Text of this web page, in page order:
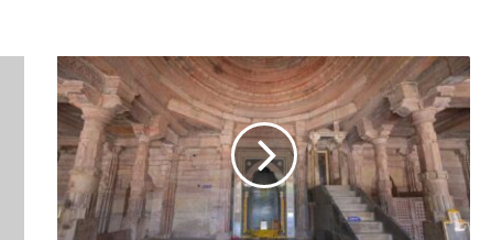
भोजशाला
में
बनेगा
भव्य
सरस्वती
लोक
:
मुख्यमंत्री